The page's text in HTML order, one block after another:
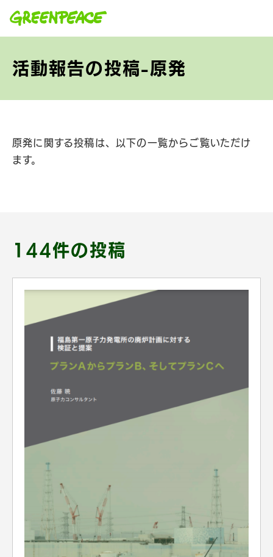
活動報告の投稿-原発
原発に関する投稿は、以下の一覧からご覧いただけ
ます。
144件の投稿